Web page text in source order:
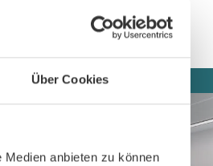
Über Cookies
anbieten zu können